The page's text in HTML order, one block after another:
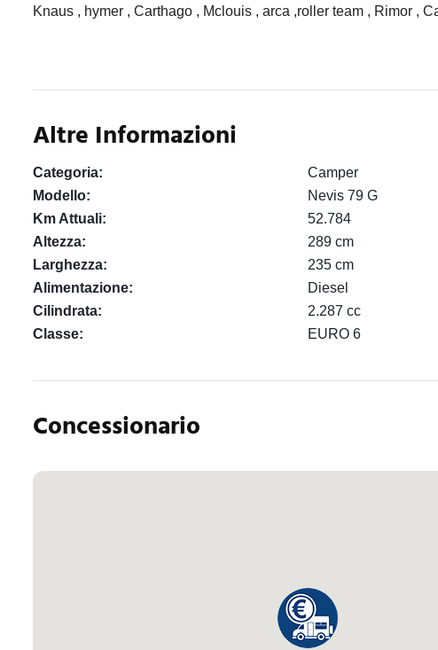
Knaus , hymer , Carthago , Mclouis , arca ,roller team , Rimor ,
Altre Informazioni
Categoria: Camper
Modello:
Nevis 79 G
Km Attuali:
52.784
Altezza:
289 cm
Larghezza:
235 cm
Alimentazione:
Diesel
Cilindrata:
2.287 cc
Classe:
EURO 6
Concessionario